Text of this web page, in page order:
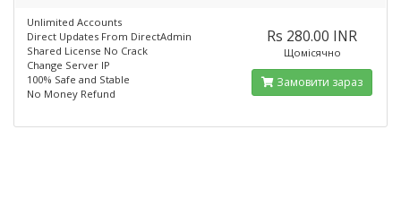
Unlimited Accounts
Direct Updates From DirectAdmin
Shared License No Crack
Change Server IP
100% Safe and Stable
No Money Refund
Rs 280.00 INR
Щомісячно
Замовити зараз